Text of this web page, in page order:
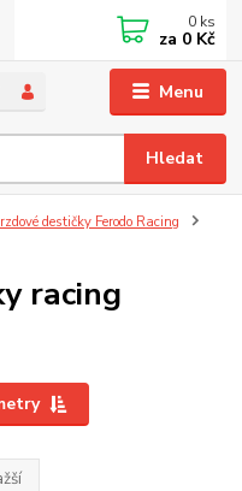
Menu
Hledat
0 ks
za 0 Kč
destičky Ferodo Racing
racing